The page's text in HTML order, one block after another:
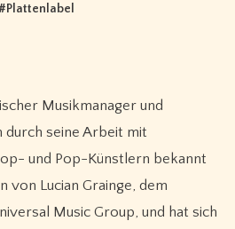
Plattenlabel
Musikmanager und
durch seine Arbeit mit
und Pop-Künstlern bekannt
von Lucian Grainge, dem
Music Group, und hat sich